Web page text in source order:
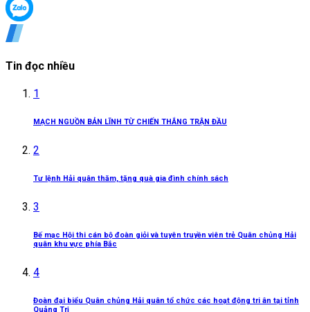
Tin đọc nhiều
1
MẠCH NGUỒN BẢN LĨNH TỪ CHIẾN THẮNG TRẬN ĐẦU
2
Tư lệnh Hải quân thăm, tặng quà gia đình chính sách
3
Bế mạc Hội thi cán bộ đoàn giỏi và tuyên truyền viên trẻ Quân chủng Hải
quân khu vực phía Bắc
4
Đoàn đại biểu Quân chủng Hải quân tổ chức các hoạt động tri ân tại tỉnh
Quảng Trị